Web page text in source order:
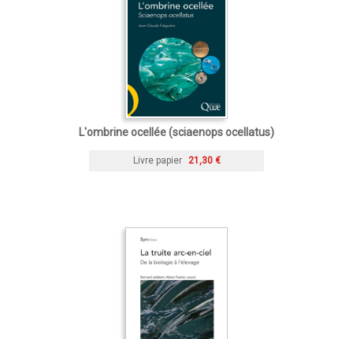
L'ombrine ocellée (sciaenops ocellatus)
Livre papier 21,30 €